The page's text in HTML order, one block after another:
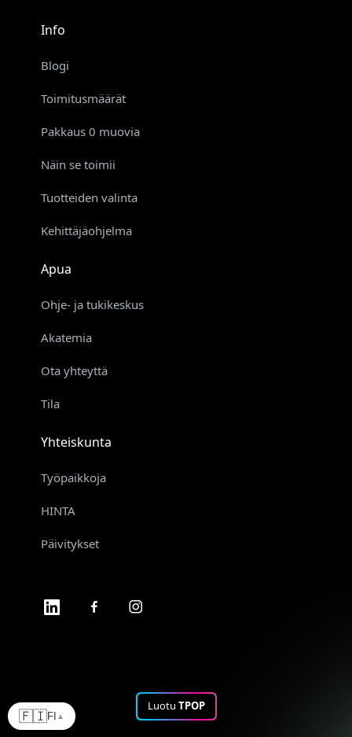
Info
Blogi
Toimitusmäärät
Pakkaus 0 muovia
Näin se toimii
Tuotteiden valinta
Kehittäjäohjelma
Apua
Ohje- ja tukikeskus
Akatemia
Ota yhteyttä
Tila
Yhteiskunta
Työpaikkoja
HINTA
Päivitykset
Luotu TPOP
🇫🇮FI ▲